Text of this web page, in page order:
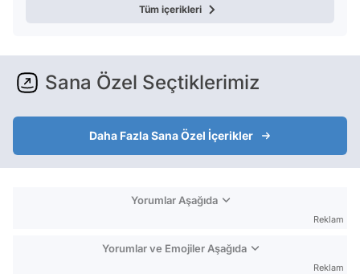
Tüm içerikleri
Sana Özel Seçtiklerimiz
Daha Fazla Sana Özel İçerikler
Yorumlar Aşağıda
Reklam
Yorumlar ve Emojiler Aşağıda
Reklam